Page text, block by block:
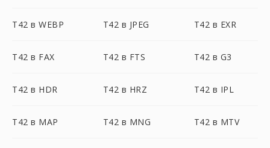
T42 в WEBP T42 в JPEG T42 в EXR
T42 в FAX T42 в FTS T42 в G3
T42 в HDR T42 в HRZ T42 в IPL
T42 в MAP T42 в MNG T42 в MTV